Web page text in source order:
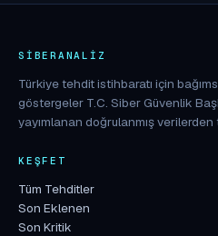
SIBERANALIZ
Türkiye tehdit istihbaratı için
göstergeler T.C. Siber Güvenlik
yayımlanan doğrulanmış verilerden
KEŞFET
Tüm Tehditler
Son Eklenen
Son Kritik